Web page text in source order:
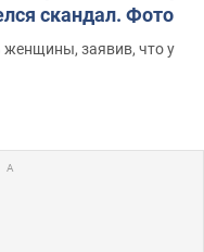
скандал. Фото
женщины, заявив, что у